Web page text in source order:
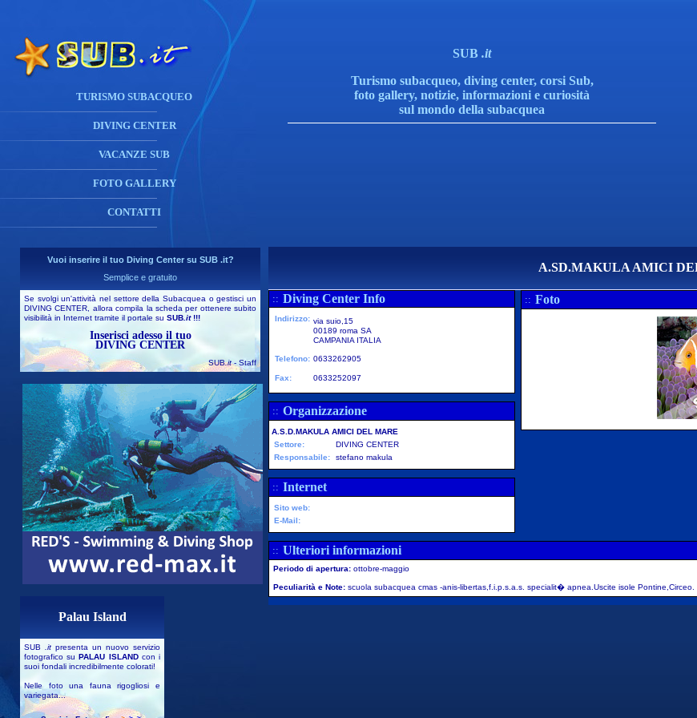
TURISMO SUBACQUEO
DIVING CENTER
VACANZE SUB
FOTO GALLERY
CONTATTI
Vuoi inserire il tuo Diving Center su SUB .it?
Semplice e gratuito
Se svolgi un'attività nel settore della Subacquea o gestisci un
DIVING CENTER, allora compila la scheda per ottenere subito
visibilità in Internet tramite il portale su SUB .it!!!
Inserisci adesso il tuo
DIVING CENTER
SUB.it- Staff
Palau Island
SUB .it presenta un nuovo servizio
fotografico suPALAU ISLANDcon i
suoi fondali incredibilmente colorati!
Nelle foto una fauna rigogliosi e
variegata...
SUB .it
Turismo subacqueo, diving center, corsi Sub,
foto gallery, notizie, informazioni e curiosità
sul mondo della subacquea
A.SD.MAKULA AMICI
:: Diving Center Info
Indirizzo: via suio,15
00189 roma SA
CAMPANIA ITALIA
Telefono: 0633262905
Fax: 0633252097
:: Organizzazione
A.S.D.MAKULA AMICI DEL MARE
Settore:
DIVING CENTER
Responsabile:
stefano makula
:: Internet
Sito web:
E-Mail:
:: Foto
:: Ulteriori informazioni
Periodo di apertura: ottobre-maggio
Peculiarità e Note: scuola subacquea cmas -anis-libertas,f.i.p.s.a.s. specialit� apnea.Uscite isole Pontine,Circeo.